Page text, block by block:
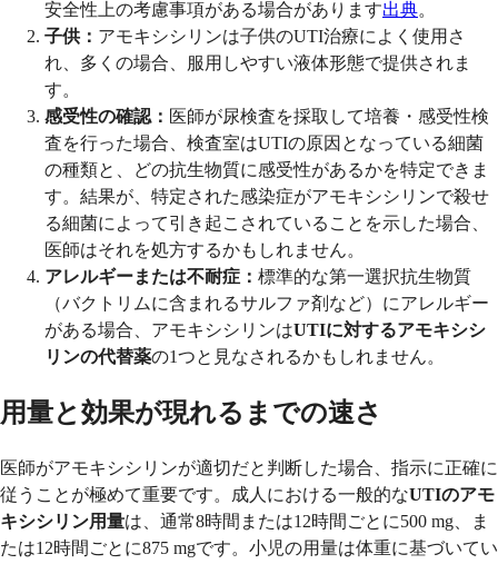
安全性上の考慮事項がある場合があります出典。
子供： アモキシシリンは子供のUTI治療によく使用さ
れ、多くの場合、服用しやすい液体形態で提供されま
す。
感受性の確認： 医師が尿検査を採取して培養・感受性検
査を行った場合、検査室はUTIの原因となっている細菌
の種類と、どの抗生物質に感受性があるかを特定できま
す。結果が、特定された感染症がアモキシシリンで殺せ
る細菌によって引き起こされていることを示した場合、
医師はそれを処方するかもしれません。
アレルギーまたは不耐症： 標準的な第一選択抗生物質
（バクトリムに含まれるサルファ剤など）にアレルギー
がある場合、アモキシシリンはUTIに対するアモキシシ
リンの代替薬の1つと見なされるかもしれません。
用量と効果が現れるまでの速さ
医師がアモキシシリンが適切だと判断した場合、指示に正確に
従うことが極めて重要です。成人における一般的なUTIのアモ
キシシリン用量は、通常8時間または12時間ごとに500 mg、ま
たは12時間ごとに875 mgです。小児の用量は体重に基づいてい